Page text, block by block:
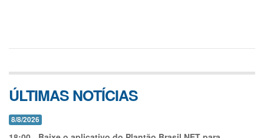
ÚLTIMAS NOTÍCIAS
8/8/2026